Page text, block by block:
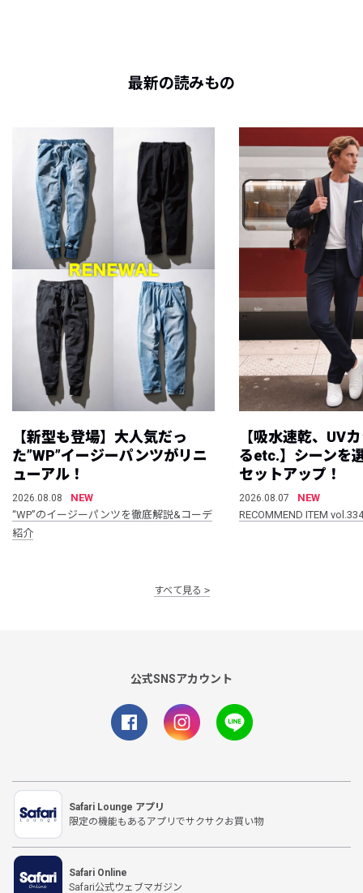
最新の読みもの
【新型も登場】大人気だっ
た”WP”イージーパンツがリニ
ューアル！
2026.08.08
NEW
“WP”のイージーパンツを徹底解説&コーデ
紹介
【吸水速乾、UV
るetc.】シーンを
セットアップ！
2026.08.07
NEW
RECOMMEND ITEM vol.334
すべて見る
公式SNSアカウント
Safari Lounge アプリ
限定の機能もあるアプリでサクサクお買い物
Safari Online
Safari公式ウェブマガジン